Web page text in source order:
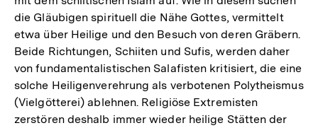
die Gläubigen spirituell die Nähe Gottes, vermittelt
etwa über Heilige und den Besuch von deren Gräbern.
Beide Richtungen, Schiiten und Sufis, werden daher
von fundamentalistischen Salafisten kritisiert, die eine
solche Heiligenverehrung als verbotenen Polytheismus
(Vielgötterei) ablehnen. Religiöse Extremisten
zerstören deshalb immer wieder heilige Stätten der